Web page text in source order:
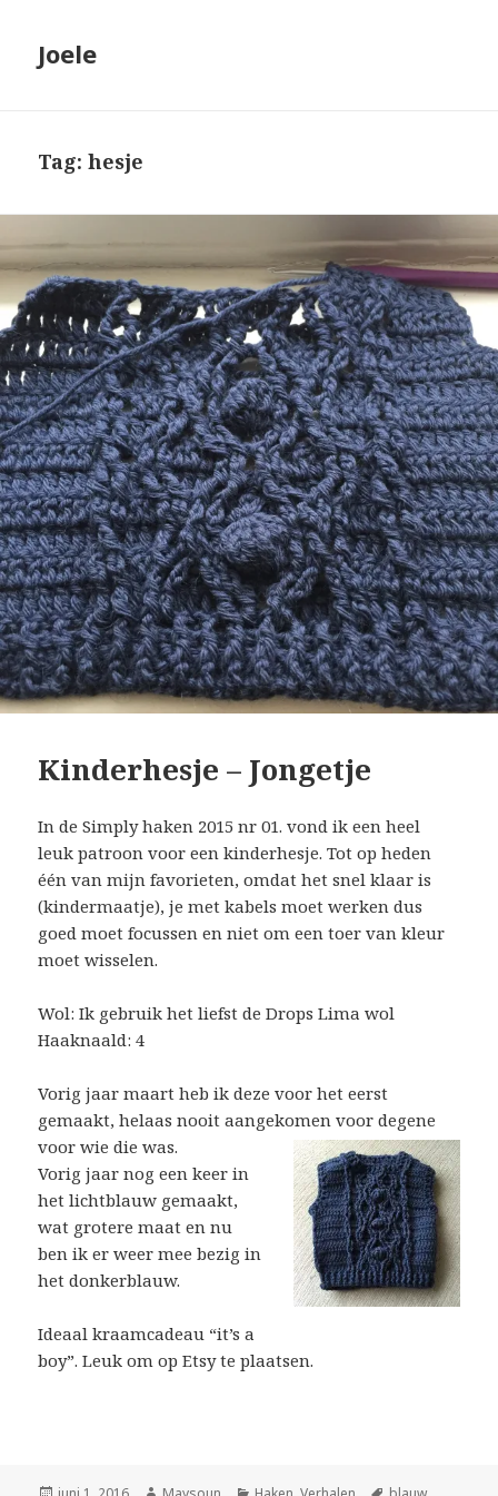
Joele
Tag: hesje
Kinderhesje – Jongetje
In de Simply haken 2015 nr 01. vond ik een heel
leuk patroon voor een kinderhesje. Tot op heden
één van mijn favorieten, omdat het snel klaar is
(kindermaatje), je met kabels moet werken dus
goed moet focussen en niet om een toer van kleur
moet wisselen.
Wol: Ik gebruik het liefst de Drops Lima wol
Haaknaald: 4
Vorig jaar maart heb ik deze voor het eerst
gemaakt, helaas nooit aangekomen voor degene
voor wie die was.
Vorig jaar nog een keer in
het lichtblauw gemaakt,
wat grotere maat en nu
ben ik er weer mee bezig in
het donkerblauw.
Ideaal kraamcadeau “it’s a
boy”. Leuk om op Etsy te plaatsen.